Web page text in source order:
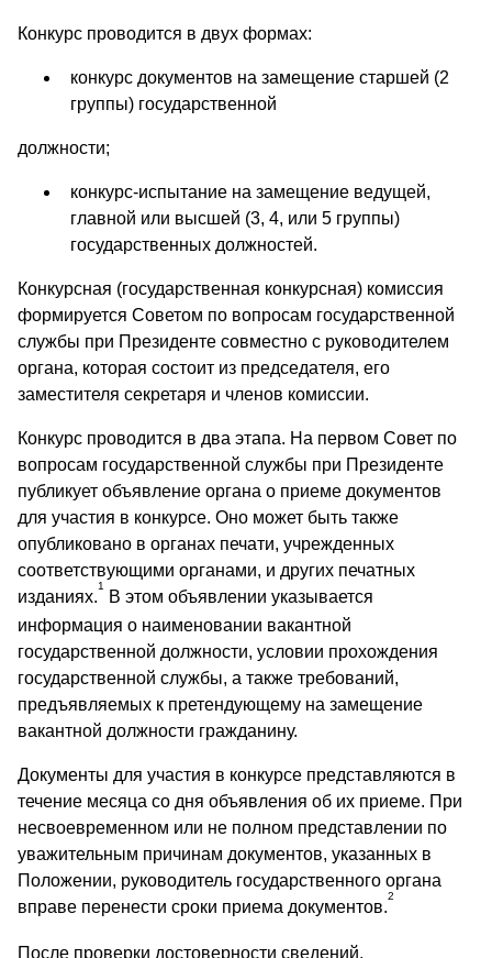
Конкурс проводится в двух формах:
конкурс документов на замещение старшей (2
группы) государственной
должности;
конкурс-испытание на замещение ведущей,
главной или высшей (3, 4, или 5 группы)
государственных должностей.
Конкурсная (государственная конкурсная) комиссия
формируется Советом по вопросам государственной
службы при Президенте совместно с руководителем
органа, которая состоит из председателя, его
заместителя секретаря и членов комиссии.
Конкурс проводится в два этапа. На первом Совет по
вопросам государственной службы при Президенте
публикует объявление органа о приеме документов
для участия в конкурсе. Оно может быть также
опубликовано в органах печати, учрежденных
соответствующими органами, и других печатных
изданиях.
1
В этом объявлении указывается
информация о наименовании вакантной
государственной должности, условии прохождения
государственной службы, а также требований,
предъявляемых к претендующему на замещение
вакантной должности гражданину.
Документы для участия в конкурсе представляются в
течение месяца со дня объявления об их приеме. При
несвоевременном или не полном представлении по
уважительным причинам документов, указанных в
Положении, руководитель государственного органа
вправе перенести сроки приема документов.
2
После проверки достоверности сведений,